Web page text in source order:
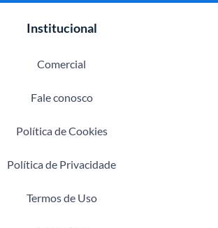
Institucional
Comercial
Fale conosco
Política de Cookies
Política de Privacidade
Termos de Uso